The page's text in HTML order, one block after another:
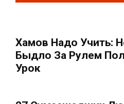
Хамов Надо Учить:
Быдло За Рулем
Урок